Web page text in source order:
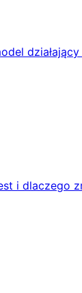
i dlaczego